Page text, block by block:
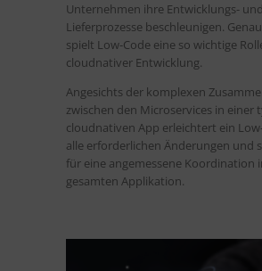
Unternehmen ihre Entwicklungs- und
Lieferprozesse beschleunigen.
spielt Low-Code eine so wichtige
cloudnativer Entwicklung.
Angesichts der komplexen
zwischen den Microservices in einer
cloudnativen App erleichtert ein
alle erforderlichen Änderungen und
für eine angemessene Koordination
gesamten Applikation.